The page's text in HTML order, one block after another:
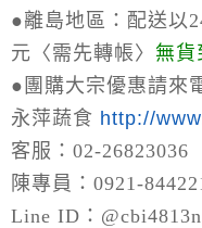
●離島地區： 配送以
元〈需先轉帳〉 無貨
● 團購大宗優惠請來
永萍蔬食 http://
客服：02-26823036
陳專員：0921-
Line ID：